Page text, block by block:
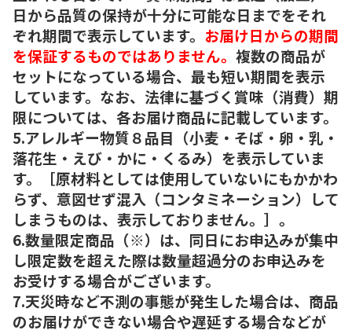
日から品質の保持が十分に可能な日までをそれ
ぞれ期間で表示しています。 お届け日からの期間
を保証するものではありません。 複数の商品が
セットになっている場合、最も短い期間を表示
しています。なお、法律に基づく賞味（消費）期
限については、各お届け商品に記載しています。
5.アレルギー物質８品目（小麦・そば・卵・乳・
落花生・えび・かに・くるみ）を表示していま
す。［原材料としては使用していないにもかかわ
らず、意図せず混入（コンタミネーション）して
しまうものは、表示しておりません。］。
6.数量限定商品（※）は、同日にお申込みが集中
し限定数を超えた際は数量超過分のお申込みを
お受けする場合がございます。
7.天災時など不測の事態が発生した場合は、商品
のお届けができない場合や遅延する場合などが